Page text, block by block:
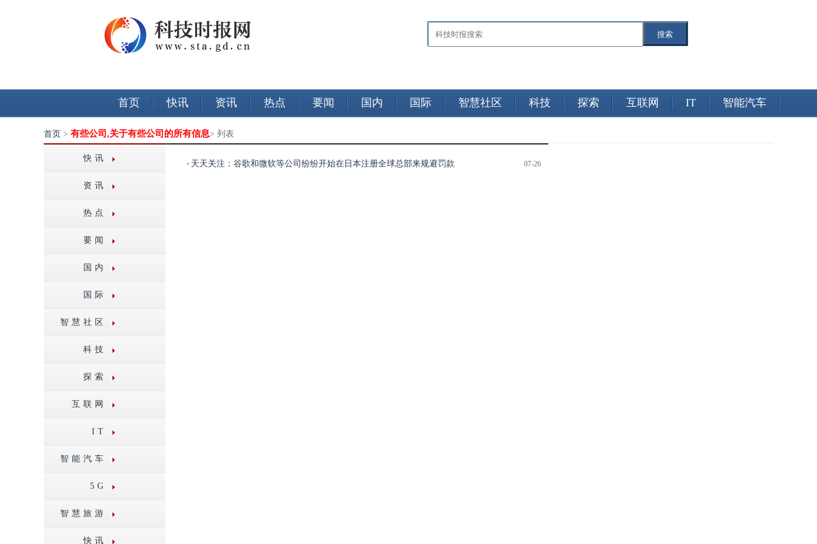
搜索
首页 快讯 资讯 热点 要闻 国内 国际 智慧社区 科技 探索 互联网 IT 智能汽车
首页 > 有些公司,关于有些公司的所有信息> 列表
快讯
资讯
热点
要闻
国内
国际
智慧社区
科技
探索
互联网
IT
智能汽车
5G
智慧旅游
快讯
07-26
天天关注：谷歌和微软等公司纷纷开始在日本注册全球总部来规避罚款